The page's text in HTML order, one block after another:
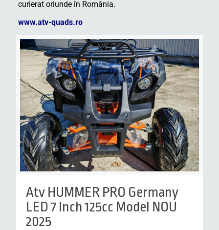
curierat oriunde în România.
www.atv-quads.ro
Atv HUMMER PRO Germany
LED 7 Inch 125cc Model NOU
2025